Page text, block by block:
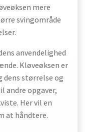
mere
svingområde
anvendelighed
Kløveøksen er
størrelse og
andre opgaver,
Her vil en
at håndtere.